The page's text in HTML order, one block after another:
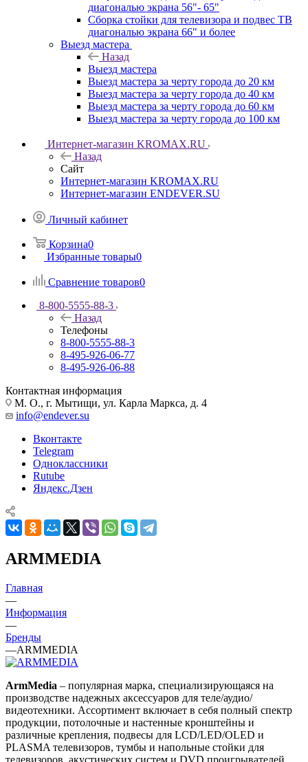
диагональю экрана 56"- 65"
Сборка стойки для телевизора и подвес ТВ
диагональю экрана 66" и более
Выезд мастера
Назад
Выезд мастера
Выезд мастера за черту города до 20 км
Выезд мастера за черту города до 40 км
Выезд мастера за черту города до 60 км
Выезд мастера за черту города до 100 км
Интернет-магазин KROMAX.RU
Назад
Сайт
Интернет-магазин KROMAX.RU
Интернет-магазин ENDEVER.SU
Личный кабинет
Корзина0
Избранные товары0
Сравнение товаров0
8-800-5555-88-3
Назад
Телефоны
8-800-5555-88-3
8-495-926-06-77
8-495-926-06-88
Контактная информация
М. О., г. Мытищи, ул. Карла Маркса, д. 4
info@endever.su
Вконтакте
Telegram
Одноклассники
Rutube
Яндекс.Дзен
ARMMEDIA
Главная
—
Информация
—
Бренды
—ARMMEDIA
ArmMedia – популярная марка, специализирующаяся на
производстве надежных аксессуаров для теле/аудио/
видеотехники. Ассортимент включает в себя полный спектр
продукции, потолочные и настенные кронштейны и
различные крепления, подвесы для LCD/LED/OLED и
PLASMA телевизоров, тумбы и напольные стойки для
телевизоров, акустических систем и DVD проигрывателей.